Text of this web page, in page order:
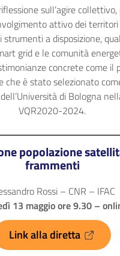
sull’agire collettivo,
attivo dei
a disposizione,
grid e le comunità
concrete come il
che è stato selezionato
di Bologna
VQR2020-2024.
popolazione
frammenti
Rossi – CNR – IFAC
13 maggio ore 9.30 –
Link alla diretta